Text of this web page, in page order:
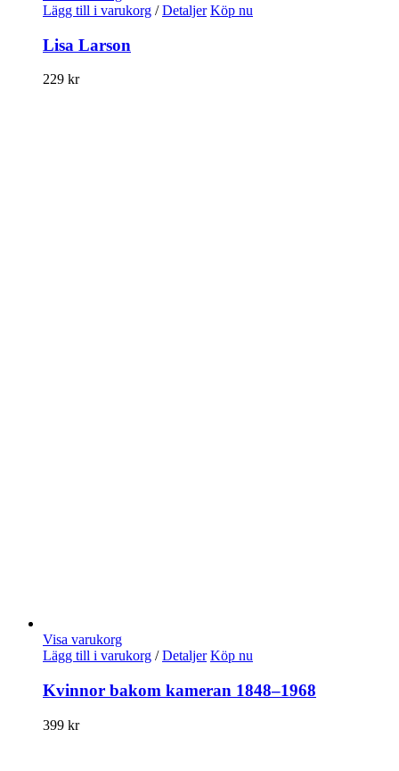
Lägg till i varukorg / Detaljer Köp nu
Lisa Larson
229 kr
Visa varukorg
Lägg till i varukorg / Detaljer Köp nu
Kvinnor bakom kameran 1848–1968
399 kr